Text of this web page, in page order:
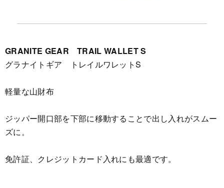
GRANITE GEAR TRAIL WALLET S
グラナイトギア トレイルワレットS
軽量な山財布
ジッパー開口部を下部に移動することで出し入れがスムー
ズに。
免許証、クレジットカード入れにも最適です。